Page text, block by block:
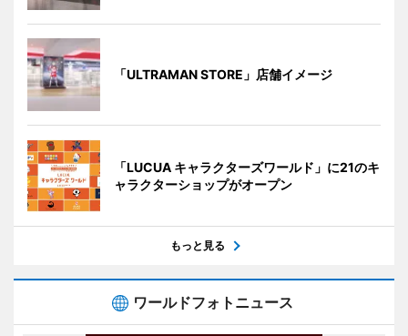
「ULTRAMAN STORE」店舗イメージ
「LUCUA キャラクターズワールド」に21のキ
ャラクターショップがオープン
もっと見る
ワールドフォトニュース